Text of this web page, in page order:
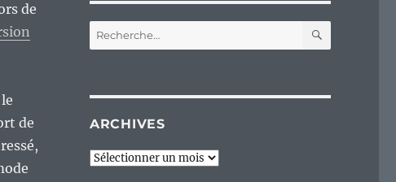
de
de
Recherche
pour :
ARCHIVES
Archives